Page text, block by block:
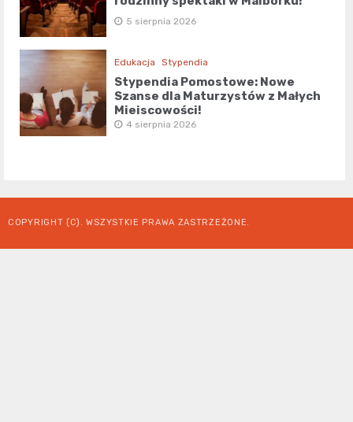
5 sierpnia 2026
Edukacja Stypendia
Stypendia Pomostowe: Nowe
Szanse dla Maturzystów z Małych
Miejscowości!
4 sierpnia 2026
COPYRIGHT (C). WSZYSTKIE PRAWA ZASTRZEŻONE.